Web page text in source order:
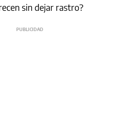
sin dejar rastro?